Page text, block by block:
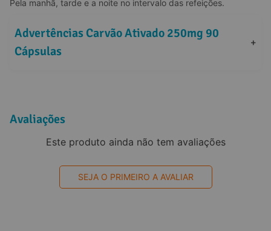
Pela manhã, tarde e a noite no intervalo das refeições.
Advertências Carvão Ativado 250mg 90
Cápsulas
+
Avaliações
Este produto ainda não tem avaliações
SEJA O PRIMEIRO A AVALIAR